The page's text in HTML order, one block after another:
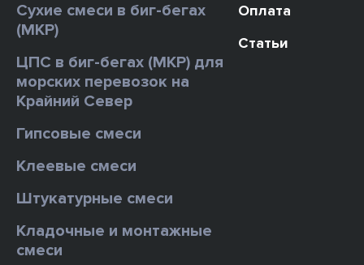
Сухие смеси в биг-бегах
(МКР)
ЦПС в биг-бегах (МКР) для
морских перевозок на
Крайний Север
Гипсовые смеси
Клеевые смеси
Штукатурные смеси
Кладочные и монтажные
смеси
Оплата
Статьи